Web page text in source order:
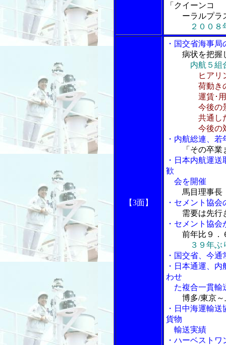
「クイーンコ
ーラルプラ
２００８
【3面】
・国交省海事
病状を把握
内航５組
ヒアリ
荷動きの
運賃･用
今後の景
共通した
今後の対
・内航総連、
「その卒
・日本内航運
歓
会を開催
馬目理事長
・セメント協
需要は先行
・セメント協
前年比９．
３９年ぶ
・国交省、今
・日本通運、
わせ
た複合一貫輸
博多/東京
・日中海運輸
貨物
輸送実績
・ハーベスト